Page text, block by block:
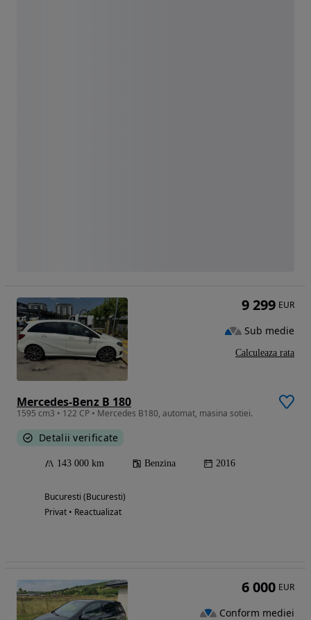
Mercedes-Benz B 180
1595 cm3 • 122 CP • Mercedes B180, automat, masina sotiei.
Detalii verificate
143 000 km Benzina 2016
Bucuresti (Bucuresti)
Privat • Reactualizat
9 299 EUR
Sub medie
Calculeaza rata
6 000 EUR
Conform mediei